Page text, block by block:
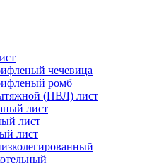
чечевица
ромб
(ПВЛ) лист
лист
лист
лист